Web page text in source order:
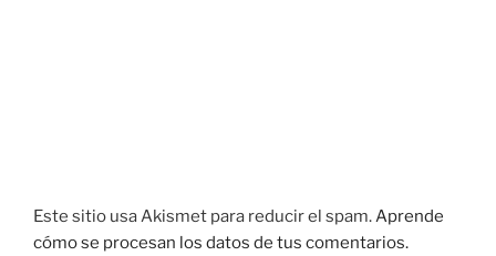
Este sitio usa Akismet para reducir el spam.Aprende
cómo se procesan los datos de tus comentarios.